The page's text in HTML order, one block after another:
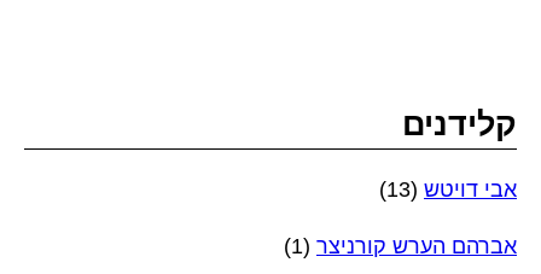
קלידנים
אבי דויטש (13)
אברהם הערש קורניצר (1)